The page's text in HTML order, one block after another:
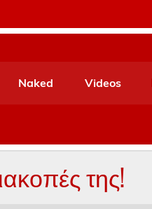
Naked Videos
της!